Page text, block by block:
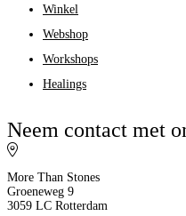
Winkel
Webshop
Workshops
Healings
Neem contact met
More Than Stones
Groeneweg 9
3059 LC Rotterdam